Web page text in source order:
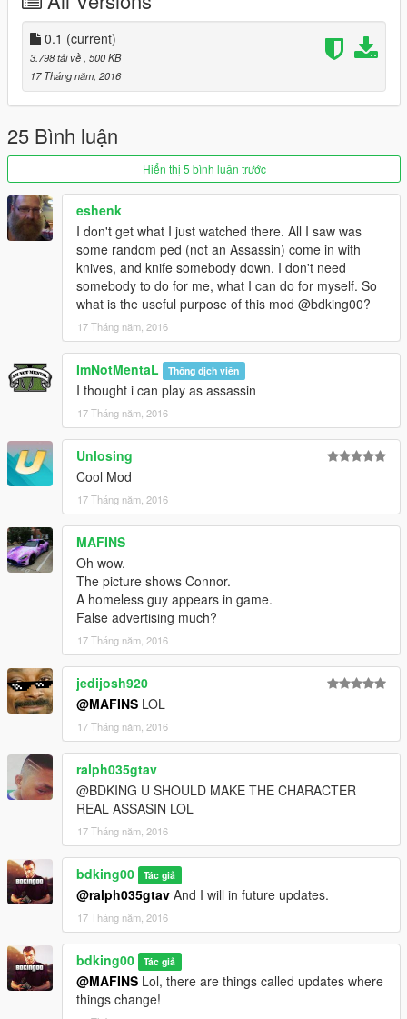
0.1 (current)
3.798 tải về , 500 KB
17 Tháng năm, 2016
25 Bình luận
Hiển thị 5 bình luận trước
eshenk
I don't get what I just watched there. All I saw was
some random ped (not an Assassin) come in with
knives, and knife somebody down. I don't need
somebody to do for me, what I can do for myself. So
what is the useful purpose of this mod @bdking00?
17 Tháng năm, 2016
ImNotMentaL Thông dịch viên
I thought i can play as assassin
17 Tháng năm, 2016
Unlosing
Cool Mod
17 Tháng năm, 2016
MAFINS
Oh wow.
The picture shows Connor.
A homeless guy appears in game.
False advertising much?
17 Tháng năm, 2016
jedijosh920
@MAFINS LOL
17 Tháng năm, 2016
ralph035gtav
@BDKING U SHOULD MAKE THE CHARACTER
REAL ASSASIN LOL
17 Tháng năm, 2016
bdking00 Tác giả
@ralph035gtav And I will in future updates.
17 Tháng năm, 2016
bdking00 Tác giả
@MAFINS Lol, there are things called updates where
things change!